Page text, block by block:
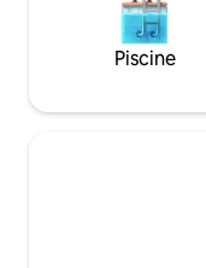
Piscine